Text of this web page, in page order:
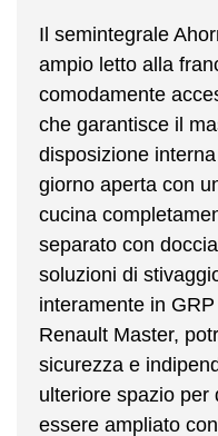
Il semintegrale
ampio letto alla
comodamente
che garantisce il
disposizione
giorno aperta con
cucina
separato con
soluzioni di
interamente in
Renault Master,
sicurezza e
ulteriore spazio per
essere ampliato